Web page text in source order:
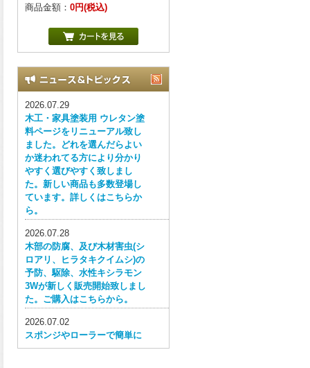
商品金額： 0円(税込)
2026.07.29
木工・家具塗装用 ウレタン塗
料ページをリニューアル致し
ました。どれを選んだらよい
か迷われてる方により分かり
やすく選びやすく致しまし
た。新しい商品も多数登場し
ています。詳しくはこちらか
ら。
2026.07.28
木部の防腐、及び木材害虫(シ
ロアリ、ヒラタキクイムシ)の
予防、駆除、水性キシラモン
3Wが新しく販売開始致しまし
た。ご購入はこちらから。
2026.07.02
スポンジやローラーで簡単に
塗ってはがせる目かくし用水